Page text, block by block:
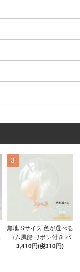
3
無地 Sサイズ 色が選べる
ゴム風船 リボン付き バ
ブルバルーン 【浮かせ
3,410円(税310円)